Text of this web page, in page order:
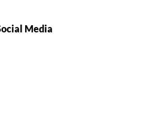
Media